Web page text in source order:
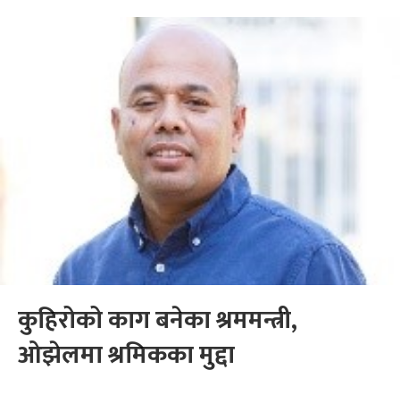
कुहिरोको काग बनेका श्रममन्त्री,
ओझेलमा श्रमिकका मुद्दा